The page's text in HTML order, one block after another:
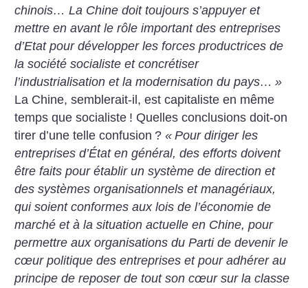
chinois… La Chine doit toujours s’appuyer et
mettre en avant le rôle important des entreprises
d’Etat pour développer les forces productrices de
la société socialiste et concrétiser
l’industrialisation et la modernisation du pays… »
La Chine, semblerait-il, est capitaliste en même
temps que socialiste ! Quelles conclusions doit-on
tirer d’une telle confusion ? « Pour diriger les
entreprises d’État en général, des efforts doivent
être faits pour établir un système de direction et
des systèmes organisationnels et managériaux,
qui soient conformes aux lois de l’économie de
marché et à la situation actuelle en Chine, pour
permettre aux organisations du Parti de devenir le
cœur politique des entreprises et pour adhérer au
principe de reposer de tout son cœur sur la classe